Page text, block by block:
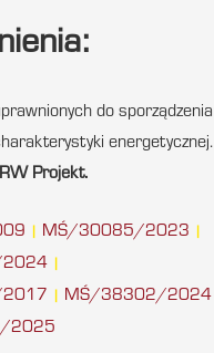
do sporządzenia
energetycznej.
Projekt.
MŚ/30085/2023
MŚ/38302/2024
2025